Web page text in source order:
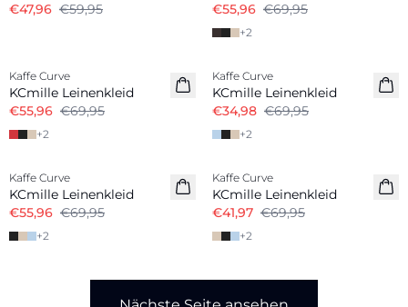
€47,96 €59,95
€55,96 €69,95
+2
Leinenmix
Kaffe Curve
KCmille Leinenkleid
€55,96 €69,95
+2
Leinenmix
Kaffe Curve
KCmille Leinenkleid
€34,98 €69,95
+2
Leinenmix
Kaffe Curve
KCmille Leinenkleid
€55,96 €69,95
+2
Leinenmix
Kaffe Curve
KCmille Leinenkleid
€41,97 €69,95
+2